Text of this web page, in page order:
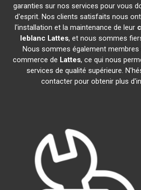
garanties sur nos services pour vous
d'esprit. Nos clients satisfaits nous
l'installation et la maintenance de leur
leblanc Lattes, et nous sommes
Nous sommes également membres
commerce de Lattes, ce qui nous
services de qualité supérieure.
contacter pour obtenir plus